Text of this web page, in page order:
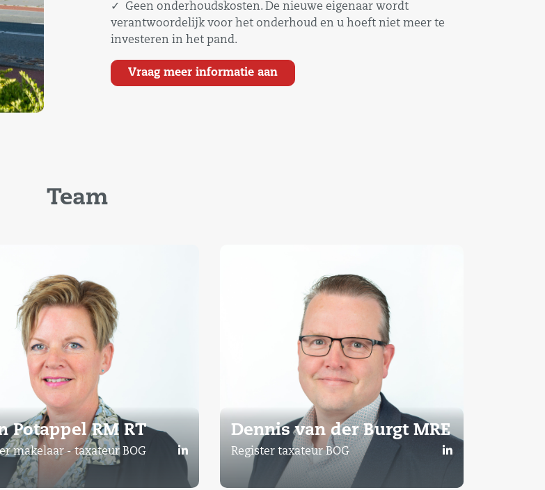
✓ Geen onderhoudskosten. De nieuwe eigenaar wordt
verantwoordelijk voor het onderhoud en u hoeft niet meer te
investeren in het pand.
Vraag meer informatie aan
Team
Potappel RM RT
makelaar - taxateur BOG
Dennis van der Burgt MRE
Register taxateur BOG